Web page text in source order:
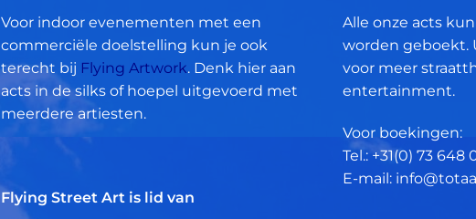
Voor indoor evenementen met een
commerciële doelstelling kun je ook
terecht bij Flying Artwork. Denk hier aan
acts in de silks of hoepel uitgevoerd met
meerdere artiesten.
Flying Street Art is lid van
Alle onze acts
worden geboekt.
voor meer
entertainment.
Voor boekingen:
Tel.: +31(0) 73 648
E-mail: